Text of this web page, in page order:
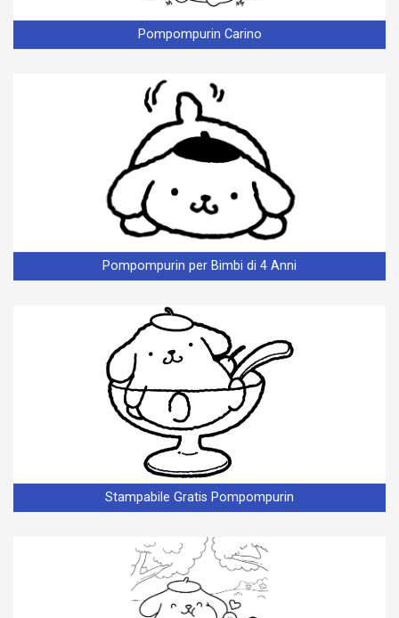
Pompompurin Carino
Pompompurin per Bimbi di 4 Anni
Stampabile Gratis Pompompurin